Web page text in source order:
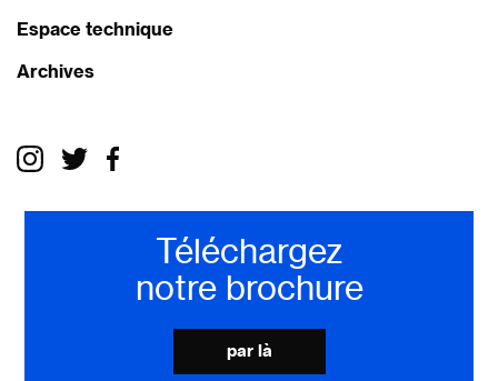
Espace technique
Archives
Téléchargez
notre brochure
par là